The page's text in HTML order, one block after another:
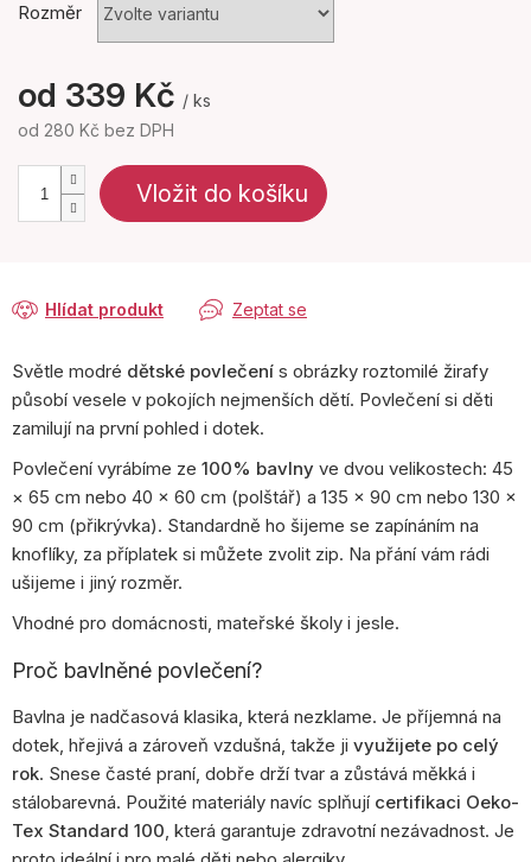
Rozměr
od 339 Kč / ks
od 280 Kč bez DPH
Vložit do košíku
Zeptat se
Hlídat produkt
Světle modré dětské povlečení s obrázky roztomilé žirafy
působí vesele v pokojích nejmenších dětí. Povlečení si děti
zamilují na první pohled i dotek.
Povlečení vyrábíme ze 100% bavlny ve dvou velikostech: 45
× 65 cm nebo 40 × 60 cm (polštář) a 135 × 90 cm nebo 130 ×
90 cm (přikrývka). Standardně ho šijeme se zapínáním na
knoflíky, za příplatek si můžete zvolit zip. Na přání vám rádi
ušijeme i jiný rozměr.
Vhodné pro domácnosti, mateřské školy i jesle.
Proč bavlněné povlečení?
Bavlna je nadčasová klasika, která nezklame. Je příjemná na
dotek, hřejivá a zároveň vzdušná, takže ji využijete po celý
rok. Snese časté praní, dobře drží tvar a zůstává měkká i
stálobarevná. Použité materiály navíc splňují certifikaci Oeko-
Tex Standard 100, která garantuje zdravotní nezávadnost. Je